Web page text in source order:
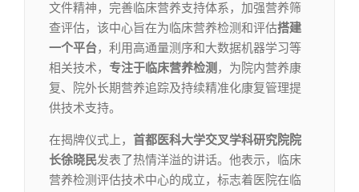
文件精神，完善临床营养支持体系，加强营养筛
查评估，该中心旨在为临床营养检测和评估搭建
一个平台，利用高通量测序和大数据机器学习等
相关技术， 专注于临床营养检测 ，为院内营养康
复、院外长期营养追踪及持续精准化康复管理提
供技术支持。
在揭牌仪式上， 首都医科大学交叉学科研究院院
长徐晓民发表了热情洋溢的讲话。他表示，临床
营养检测评估技术中心的成立，标志着医院在临